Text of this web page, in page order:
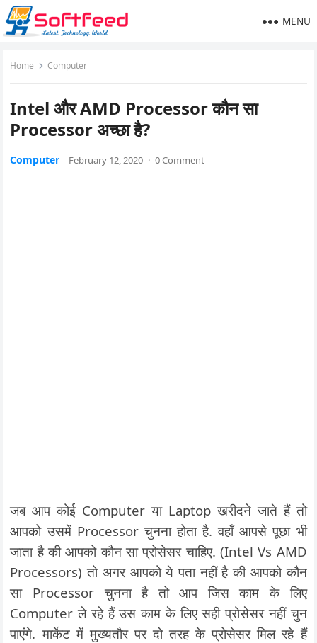
MENU
Home Computer
Intel और AMD Processor कौन सा
Processor अच्छा है?
Computer February 12, 2020 · 0 Comment
जब आप कोई Computer या Laptop खरीदने जाते हैं तो
आपको उसमें Processor चुनना होता है. वहाँ आपसे पूछा भी
जाता है की आपको कौन सा प्रोसेसर चाहिए. (Intel Vs AMD
Processors) तो अगर आपको ये पता नहीं है की आपको कौन
सा Processor चुनना है तो आप जिस काम के लिए
Computer ले रहे हैं उस काम के लिए सही प्रोसेसर नहीं चुन
पाएंगे. मार्केट में मुख्यतौर पर दो तरह के प्रोसेसर मिल रहे हैं